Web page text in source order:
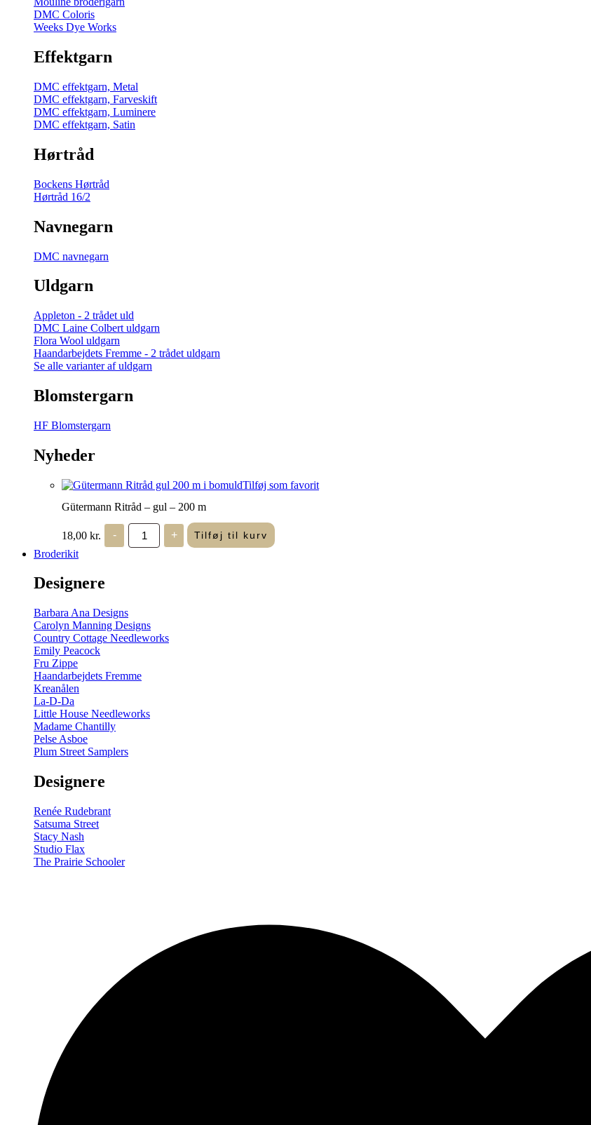
DMC Coloris
Weeks Dye Works
Effektgarn
DMC effektgarn, Metal
DMC effektgarn, Farveskift
DMC effektgarn, Luminere
DMC effektgarn, Satin
Hørtråd
Bockens Hørtråd
Hørtråd 16/2
Navnegarn
DMC navnegarn
Uldgarn
Appleton - 2 trådet uld
DMC Laine Colbert uldgarn
Flora Wool uldgarn
Haandarbejdets Fremme - 2 trådet uldgarn
Se alle varianter af uldgarn
Blomstergarn
HF Blomstergarn
Nyheder
Tilføj som favorit
Gütermann Ritråd – gul – 200 m
18,00 kr. -
Gütermann
Ritråd
-
+ Tilføj til kurv
Broderikit
Designere
Barbara Ana Designs
Carolyn Manning Designs
Country Cottage Needleworks
Emily Peacock
Fru Zippe
Haandarbejdets Fremme
Kreanålen
La-D-Da
Little House Needleworks
Madame Chantilly
Pelse Asboe
Plum Street Samplers
Designere
Renée Rudebrant
Satsuma Street
Stacy Nash
Studio Flax
The Prairie Schooler